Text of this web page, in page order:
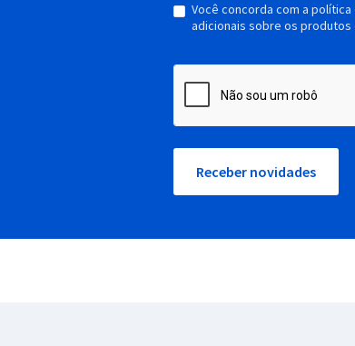
Você concorda com a
adicionais sobre os produtos
Receber novidades